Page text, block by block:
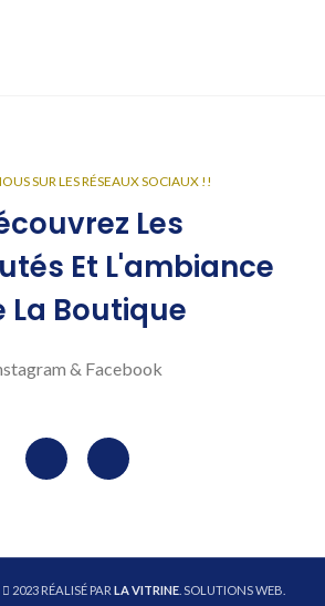
SUR LES RÉSEAUX SOCIAUX !!
Les
Et L'ambiance
La Boutique
& Facebook
2023 RÉALISÉ PAR LA VITRINE. SOLUTIONS WEB.